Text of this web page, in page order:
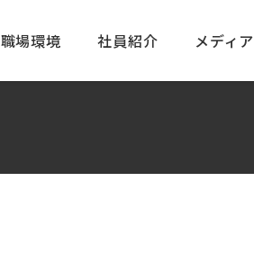
職場環境 社員紹介 メディア